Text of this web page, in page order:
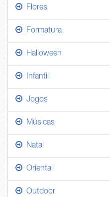
Flores
Formatura
Halloween
Infantil
Jogos
Músicas
Natal
Oriental
Outdoor